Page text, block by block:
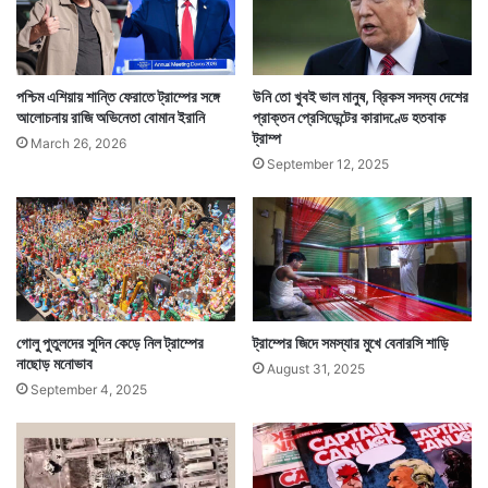
এদিকে ভারতে ক্রমশ বাড়ছিল এই রোগ। ফলে ভারত সরকার এই
ওষুধের রফতানির ওপর নিষেধাজ্ঞা জারি করে। কারণ দেশে এই
মা
নু
ষ
পশ্চিম এশিয়ায় শান্তি ফেরাতে ট্রাম্পের সঙ্গে
আলোচনায় রাজি অভিনেতা বোমান ইরানি
March 26, 2026
উনি তো খুবই ভাল মানুষ, ব্রিকস সদস্য দেশের
প্রাক্তন প্রেসিডেন্টের কারাদণ্ডে হতবাক
ট্রাম্প
September 12, 2025
গোলু পুতুলদের সুদিন কেড়ে নিল ট্রাম্পের
নাছোড় মনোভাব
September 4, 2025
ট্রাম্পের জিদে সমস্যার মুখে বেনারসি শাড়ি
August 31, 2025